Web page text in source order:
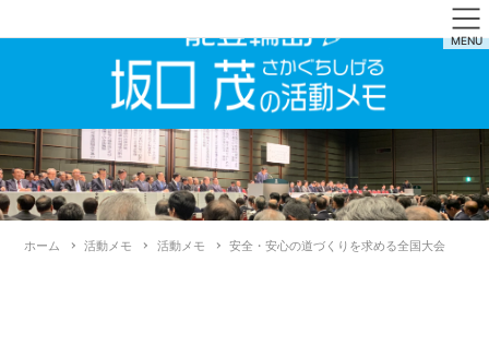
ホーム 活動メモ 活動メモ 安全・安心の道づくりを求める全国大会
MENU